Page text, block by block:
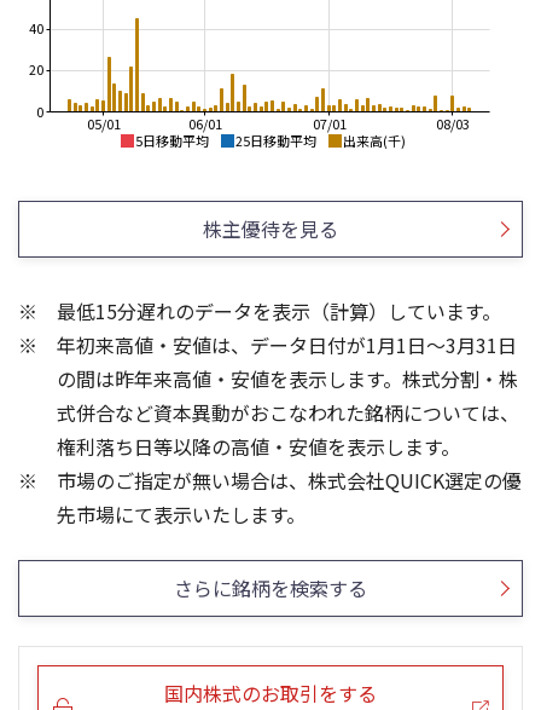
5日移動平均 25日移動平均 出来高(千)
08/03
07/01
06/01
05/01
0
20
40
25/12
25/10
25/08
25/06
25/04
450
500
700
750
800
24/01
23/01
22/01
21/01
400
500
700
800
株主優待を見る
最低15分遅れのデータを表示（計算）しています。
年初来高値・安値は、データ日付が1月1日～3月31日
の間は昨年来高値・安値を表示します。株式分割・株
式併合など資本異動がおこなわれた銘柄については、
権利落ち日等以降の高値・安値を表示します。
市場のご指定が無い場合は、株式会社QUICK選定の優
先市場にて表示いたします。
さらに銘柄を検索する
国内株式のお取引をする